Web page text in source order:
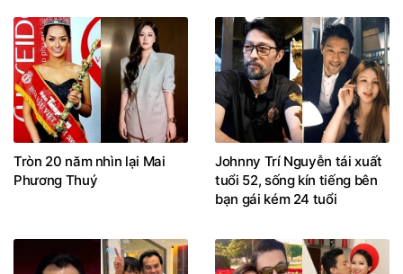
Tròn 20 năm nhìn lại Mai
Phương Thuý
Johnny Trí Nguyễn tái xuất
tuổi 52, sống kín tiếng bên
bạn gái kém 24 tuổi